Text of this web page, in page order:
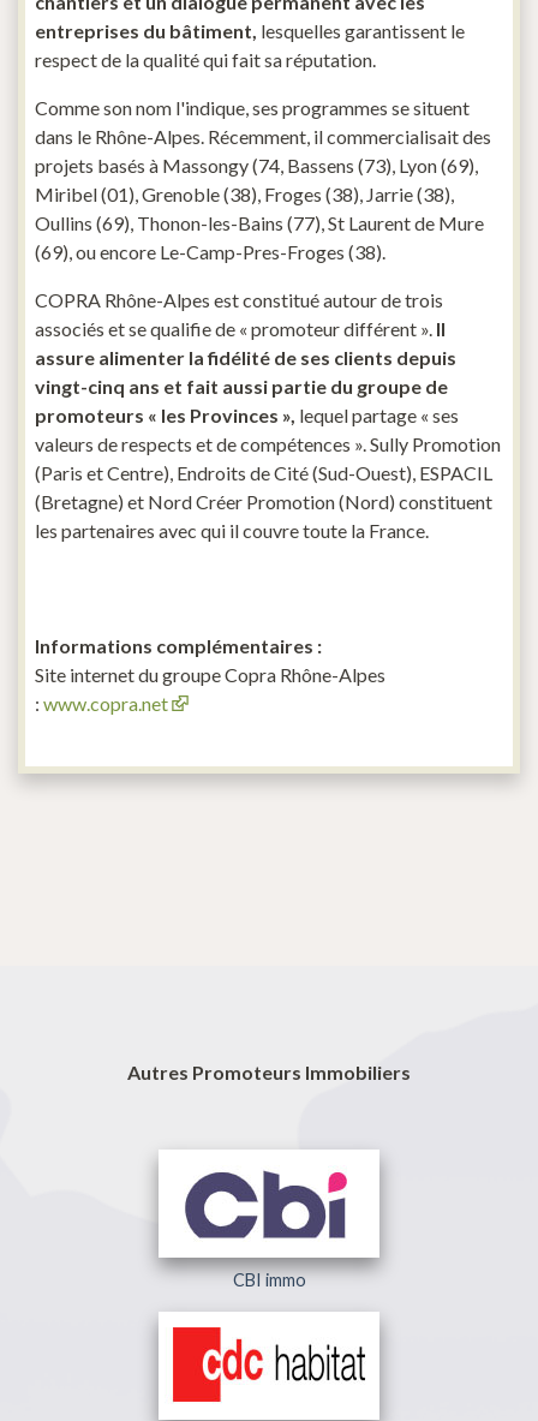
entreprises du bâtiment, lesquelles garantissent le
respect de la qualité qui fait sa réputation.
Comme son nom l'indique, ses programmes se situent
dans le Rhône-Alpes. Récemment, il commercialisait des
projets basés à Massongy (74, Bassens (73), Lyon (69),
Miribel (01), Grenoble (38), Froges (38), Jarrie (38),
Oullins (69), Thonon-les-Bains (77), St Laurent de Mure
(69), ou encore Le-Camp-Pres-Froges (38).
COPRA Rhône-Alpes est constitué autour de trois
associés et se qualifie de « promoteur différent ». Il
assure alimenter la fidélité de ses clients depuis
vingt-cinq ans et fait aussi partie du groupe de
promoteurs « les Provinces », lequel partage « ses
valeurs de respects et de compétences ». Sully Promotion
(Paris et Centre), Endroits de Cité (Sud-Ouest), ESPACIL
(Bretagne) et Nord Créer Promotion (Nord) constituent
les partenaires avec qui il couvre toute la France.
Informations complémentaires :
Site internet du groupe Copra Rhône-Alpes
: www.copra.net
Autres Promoteurs Immobiliers
CBI immo